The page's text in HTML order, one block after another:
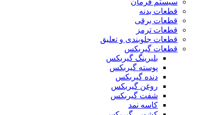
سیستم فرمان
قطعات بدنه
قطعات برقی
قطعات ترمز
قطعات جلوبندی و تعلیق
قطعات گیربکس
بلبرینگ گیربکس
پوسته گیربکس
دنده گیربکس
روغن گیربکس
شفت گیربکس
کاسه نمد